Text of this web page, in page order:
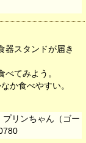
器スタンドが届き
べてみよう。
か食べやすい。
リンちゃん（ゴー